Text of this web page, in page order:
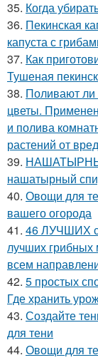
35. Когда
36. Пекинская
капуста с
37. Как
Тушеная
38. Поливают
цветы.
и полива
растений от
39. НАШАТЫРНЫЙ
нашатырный
40. Овощи для
вашего огорода
41. 46 ЛУЧШИХ
лучших грибных
всем
42. 5 простых
Где хранить
43. Создайте
для тени
44. Овощи для